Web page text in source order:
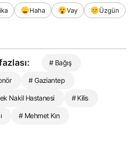
Haha Vay
Üzgün
# Bağış
# Gaziantep
Nakil Hastanesi # Kilis
# Mehmet Kın